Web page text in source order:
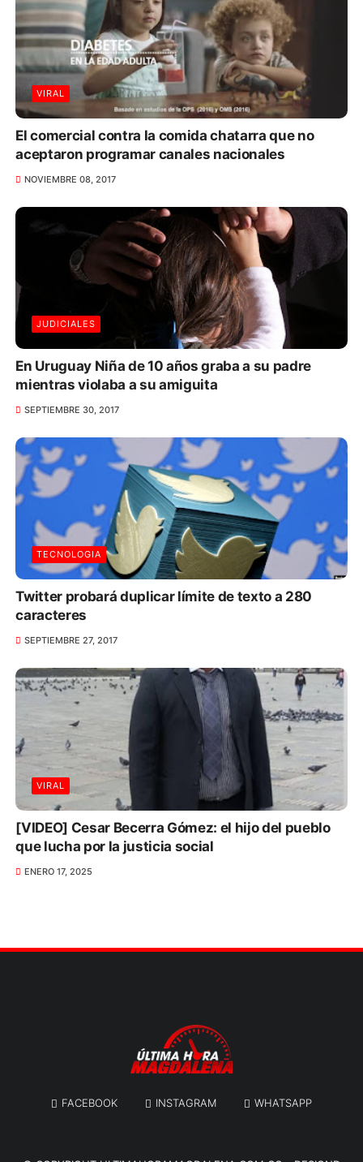
VIRAL
El comercial contra la comida chatarra que no
aceptaron programar canales nacionales
NOVIEMBRE 08, 2017
JUDICIALES
En Uruguay Niña de 10 años graba a su padre
mientras violaba a su amiguita
SEPTIEMBRE 30, 2017
TECNOLOGIA
Twitter probará duplicar límite de texto a 280
caracteres
SEPTIEMBRE 27, 2017
VIRAL
[VIDEO] Cesar Becerra Gómez: el hijo del pueblo
que lucha por la justicia social
ENERO 17, 2025
FACEBOOK INSTAGRAM WHATSAPP